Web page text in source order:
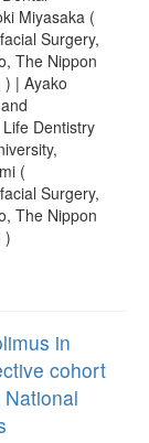
Miyasaka (
Surgery,
The Nippon
) | Ayako
Dentistry
(
Surgery,
The Nippon
)
in
cohort